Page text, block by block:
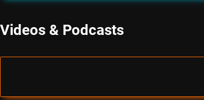
Videos & Podcasts